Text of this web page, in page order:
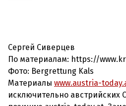
Сергей Сиверцев
По материалам: https://
Фото: Bergrettung Kals
Материалы www.austria-
исключительно